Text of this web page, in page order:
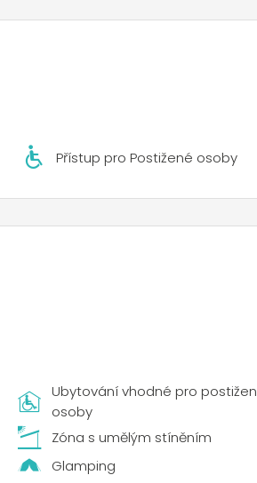
Přístup pro Postižené osoby
Ubytování vhodné pro
osoby
Zóna s umělým stíněním
Glamping